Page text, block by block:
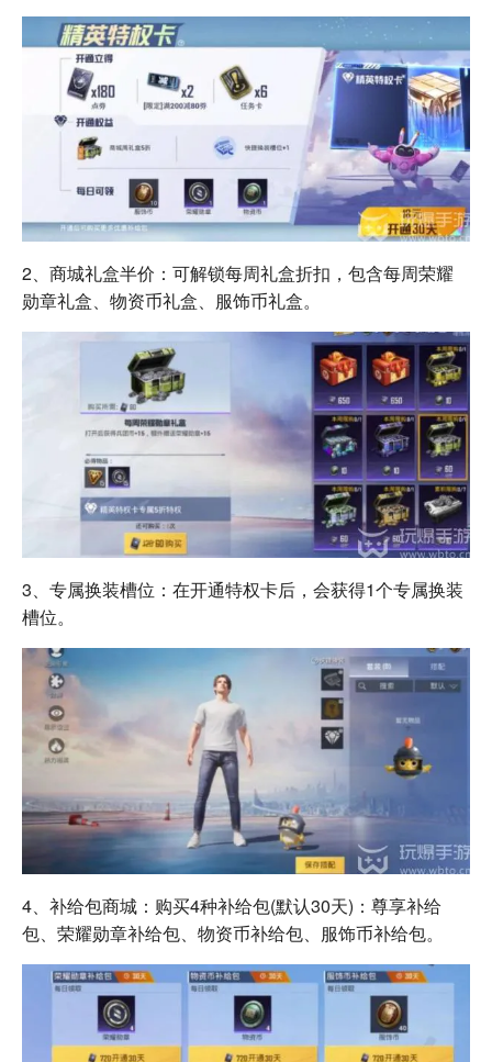
2、商城礼盒半价：可解锁每周礼盒折扣，包含每周荣耀
勋章礼盒、物资币礼盒、服饰币礼盒。
3、专属换装槽位：在开通特权卡后，会获得1个专属换装
槽位。
4、补给包商城：购买4种补给包(默认30天)：尊享补给
包、荣耀勋章补给包、物资币补给包、服饰币补给包。